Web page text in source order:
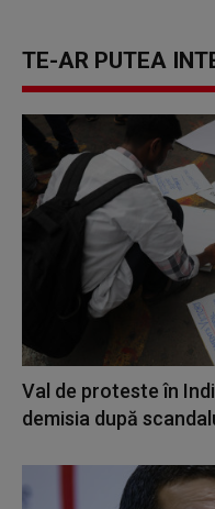
TE-AR PUTEA
Val de proteste în
demisia după